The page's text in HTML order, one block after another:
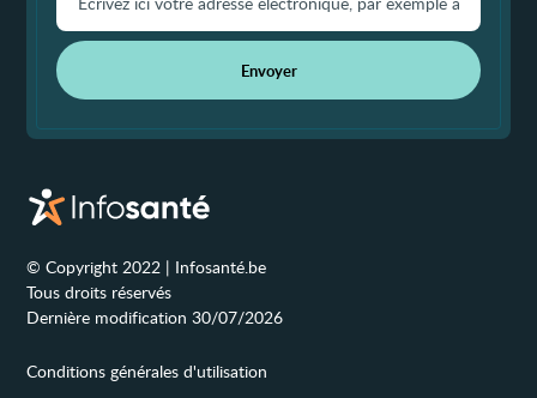
Envoyer
© Copyright 2022 | Infosanté.be
Tous droits réservés
Dernière modification 30/07/2026
Conditions générales d'utilisation